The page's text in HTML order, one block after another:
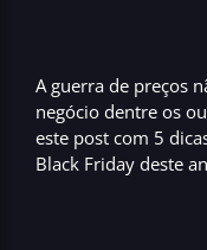
Aguerra de preços
negócio dentre os
este post com 5
Black Friday deste